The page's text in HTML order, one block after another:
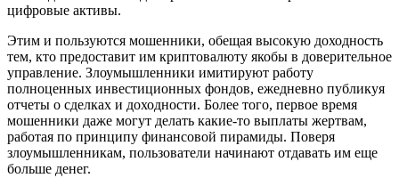
цифровые активы.
Этим и пользуются мошенники, обещая высокую доходность
тем, кто предоставит им криптовалюту якобы в доверительное
управление. Злоумышленники имитируют работу
полноценных инвестиционных фондов, ежедневно публикуя
отчеты о сделках и доходности. Более того, первое время
мошенники даже могут делать какие-то выплаты жертвам,
работая по принципу финансовой пирамиды. Поверя
злоумышленникам, пользователи начинают отдавать им еще
больше денег.